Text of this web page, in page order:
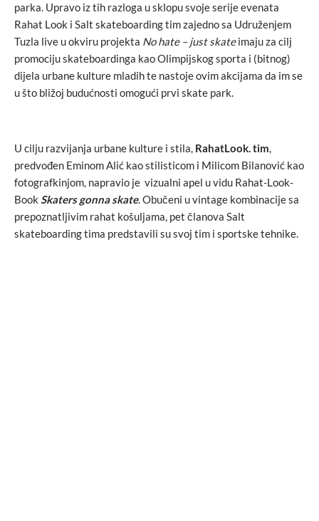
parka. Upravo iz tih razloga u sklopu svoje serije evenata
Rahat Look i Salt skateboarding tim zajedno sa Udruženjem
Tuzla live u okviru projekta No hate – just skateimaju za cilj
promociju skateboardinga kao Olimpijskog sporta i (bitnog)
dijela urbane kulture mladih te nastoje ovim akcijama da im se
u što bližoj budućnosti omogući prvi skate park.
U cilju razvijanja urbane kulture i stila, RahatLook. tim,
predvođen Eminom Alić kao stilisticom i Milicom Bilanović kao
fotografkinjom, napravio je vizualni apel u vidu Rahat-Look-
Book Skaters gonna skate. Obučeni u vintage kombinacije sa
prepoznatljivim rahat košuljama, pet članova Salt
skateboarding tima predstavili su svoj tim i sportske tehnike.